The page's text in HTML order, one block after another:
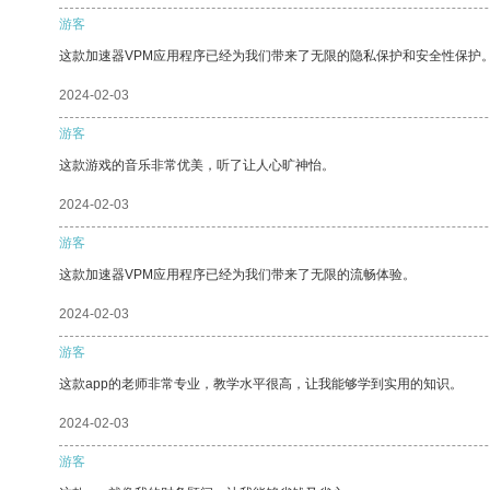
游客
这款加速器VPM应用程序已经为我们带来了无限的隐私保护和安全性保护
2024-02-03
游客
这款游戏的音乐非常优美，听了让人心旷神怡。
2024-02-03
游客
这款加速器VPM应用程序已经为我们带来了无限的流畅体验。
2024-02-03
游客
这款app的老师非常专业，教学水平很高，让我能够学到实用的知识。
2024-02-03
游客